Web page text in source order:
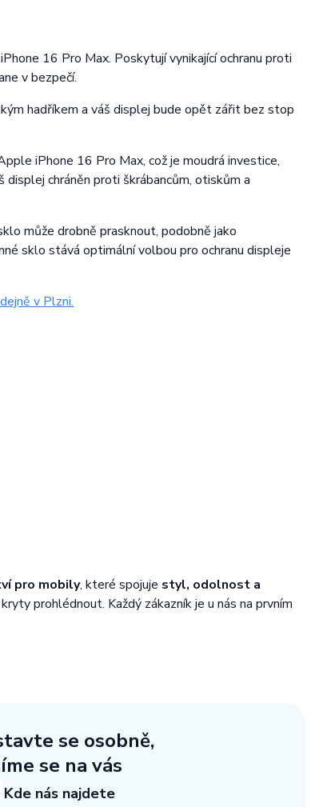
16 Pro Max. Poskytují vynikající ochranu proti
v bezpečí.
hadříkem a váš displej bude opět zářit bez stop
iPhone 16 Pro Max, což je moudrá investice,
chráněn proti škrábancům, otiskům a
může drobně prasknout, podobně jako
sklo stává optimální volbou pro ochranu displeje
v Plzni.
pro mobily, které spojuje styl, odolnost a
prohlédnout. Každý zákazník je u nás na prvním
se osobně,
se na vás
Kde nás najdete